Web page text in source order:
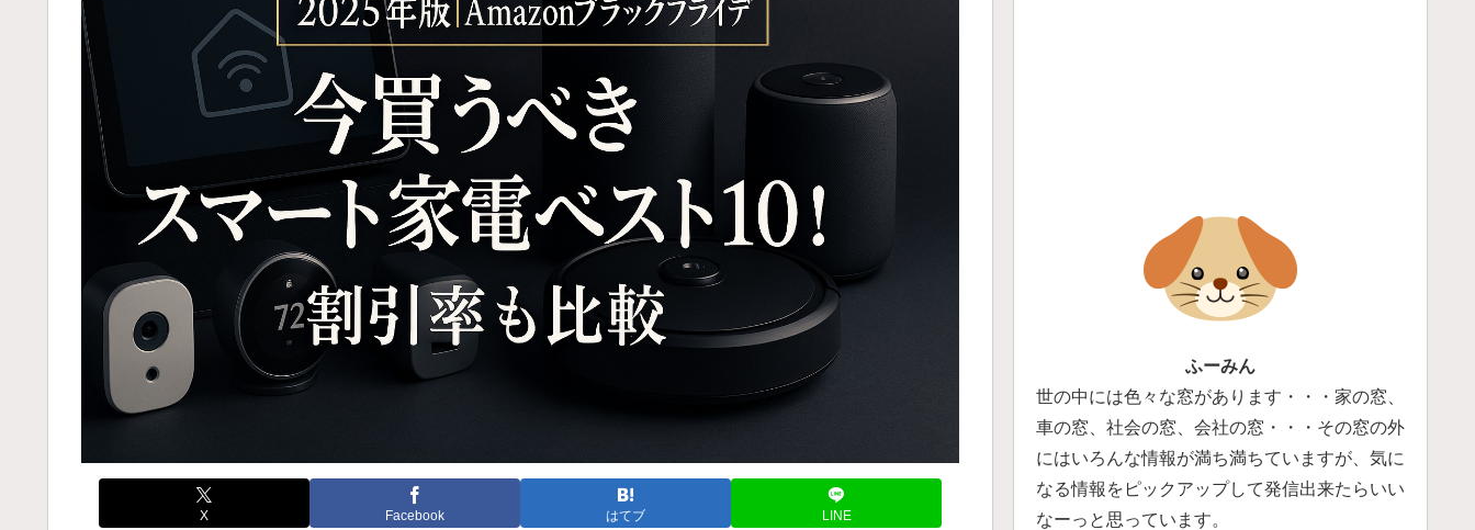
X Facebook はてブ LINE
ふーみん
世の中には色々な窓があります・・・家の窓、
車の窓、社会の窓、会社の窓・・・その窓の外
にはいろんな情報が満ち満ちていますが、気に
なる情報をピックアップして発信出来たらいい
なーっと思っています。